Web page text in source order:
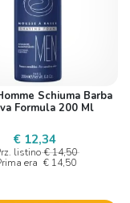
Schiuma Barba
Formula 200 Ml
€ 12,34
listino € 14,50
era € 14,50